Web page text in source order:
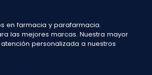
en farmacia y parafarmacia.
las mejores marcas. Nuestra mayor
personalizada a nuestros